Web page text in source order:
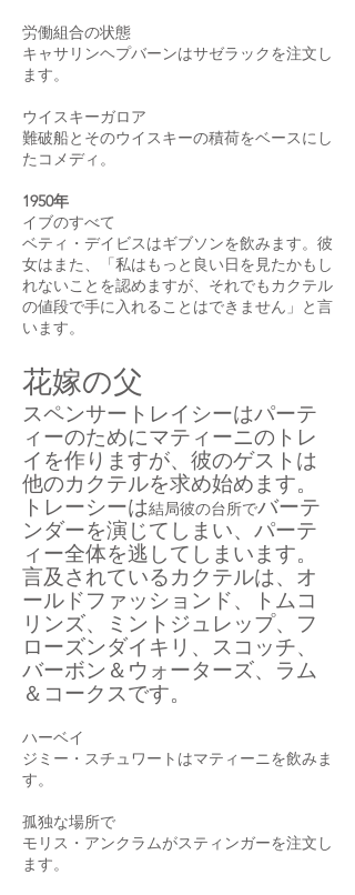
労働組合の状態
キャサリンヘプバーンはサゼラックを注文し
ます。
ウイスキーガロア
難破船とそのウイスキーの積荷をベースにし
たコメディ。
1950年
イブのすべて
ベティ・デイビスはギブソンを飲みます。彼
女はまた、「私はもっと良い日を見たかもし
れないことを認めますが、それでもカクテル
の値段で手に入れることはできません」と言
います。
花嫁の父
スペンサートレイシーはパーテ
ィーのためにマティーニのトレ
イを作りますが、彼のゲストは
他のカクテルを求め始めます。
トレーシーは結局彼の台所でバーテ
ンダーを演じてしまい、パーテ
ィー全体を逃してしまいます。
言及されているカクテルは、オ
ールドファッションド、トムコ
リンズ、ミントジュレップ、フ
ローズンダイキリ、スコッチ、
バーボン＆ウォーターズ、ラム
＆コークスです。
ハーベイ
ジミー・スチュワートはマティーニを飲みま
す。
孤独な場所で
モリス・アンクラムがスティンガーを注文し
ます。